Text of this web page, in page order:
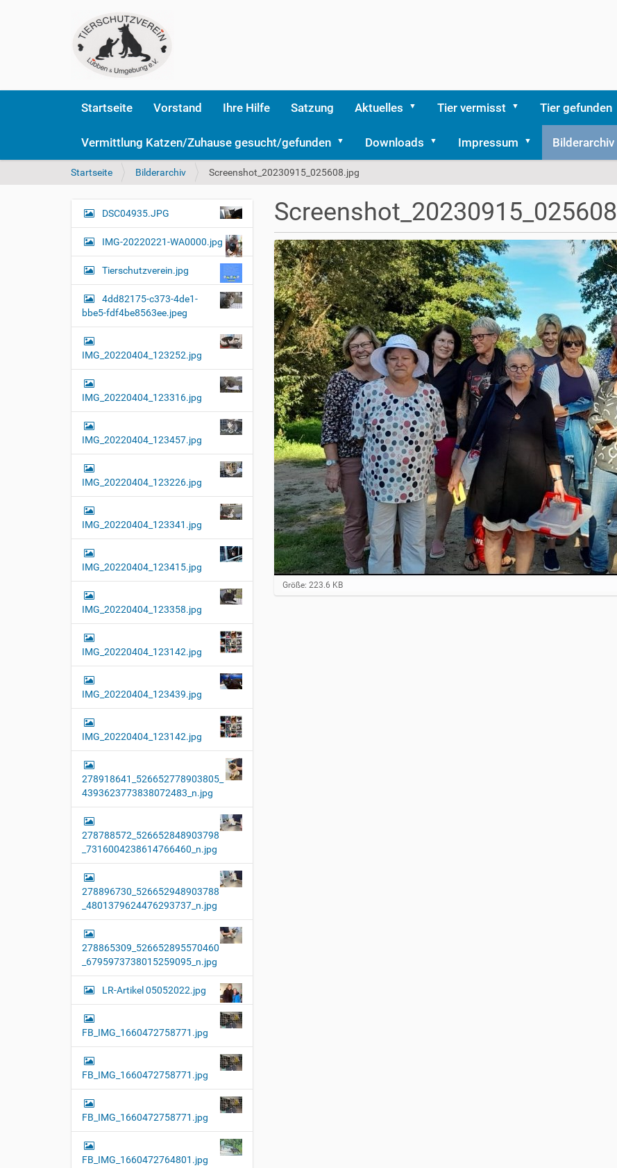
Startseite Vorstand Ihre Hilfe Satzung Aktuelles Tier vermisst Tier gefunden
Vermittlung Katzen/Zuhause gesucht/gefunden Downloads Impressum Bilderarchiv
S
e
i
d
i
Startseite Bilderarchiv Screenshot_20230915_025608.jpg
Z
e
Größe: 223.6 KB
N
i
g
a
t
i
o
n
DSC04935.JPG
IMG-20220221-WA0000.jpg
Tierschutzverein.jpg
4dd82175-c373-4de1-
bbe5-fdf4be8563ee.jpeg
IMG_20220404_123252.jpg
IMG_20220404_123316.jpg
IMG_20220404_123457.jpg
IMG_20220404_123226.jpg
IMG_20220404_123341.jpg
IMG_20220404_123415.jpg
IMG_20220404_123358.jpg
IMG_20220404_123142.jpg
IMG_20220404_123439.jpg
IMG_20220404_123142.jpg
278918641_526652778903805_
4393623773838072483_n.jpg
278788572_526652848903798
_7316004238614766460_n.jpg
278896730_526652948903788
_4801379624476293737_n.jpg
278865309_526652895570460
_6795973738015259095_n.jpg
LR-Artikel 05052022.jpg
FB_IMG_1660472758771.jpg
FB_IMG_1660472758771.jpg
FB_IMG_1660472758771.jpg
FB_IMG_1660472764801.jpg